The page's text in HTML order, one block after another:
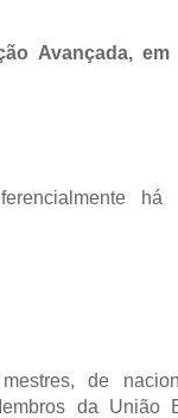
Avançada,
de
da União